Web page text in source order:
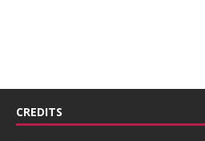
CREDITS